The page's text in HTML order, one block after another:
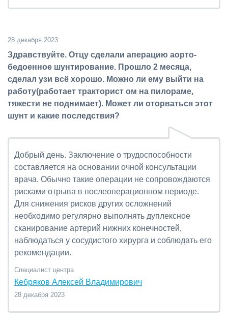
28 декабря 2023
Здравствуйте. Отцу сделали аперацию аорто-
бедоенное шунтирование. Прошло 2 месяца,
сделал узи всё хорошо. Можно ли ему выйти на
работу(работает тракторист ом на пилораме,
тяжести не поднимает). Может ли оторваться этот
шунт и какие последствия?
Добрый день. Заключение о трудоспособности
составляется на основании очной консультации
врача. Обычно такие операции не сопровождаются
рисками отрыва в послеоперационном периоде.
Для снижения рисков других осложнений
необходимо регулярно выполнять дуплексное
сканирование артерий нижних конечностей,
наблюдаться у сосудистого хирурга и соблюдать его
рекомендации.
Специалист центра
Кебряков Алексей Владимирович
28 декабря 2023